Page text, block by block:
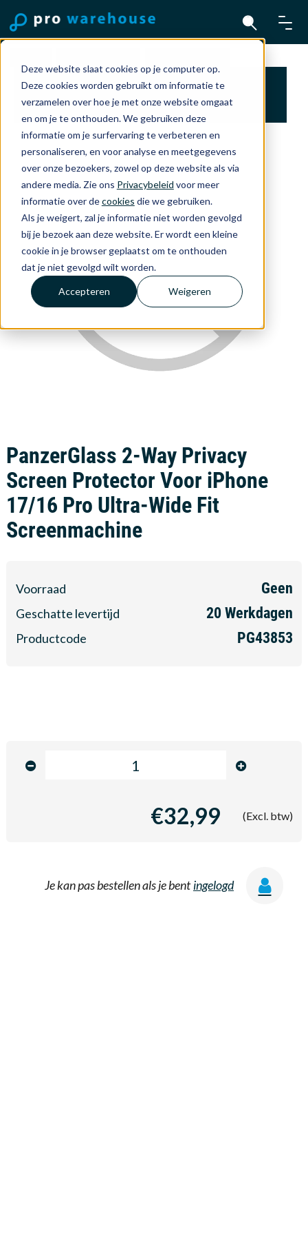
Deze website slaat cookies op je computer op.
Deze cookies worden gebruikt om informatie te
verzamelen over hoe je met onze website omgaat
en om je te onthouden. We gebruiken deze
informatie om je surfervaring te verbeteren en
personaliseren, en voor analyse en meetgegevens
over onze bezoekers, zowel op deze website als via
andere media. Zie ons Privacybeleid voor meer
informatie over decookies die we gebruiken.
Als je weigert, zal je informatie niet worden gevolgd
bij je bezoek aan deze website. Er wordt een kleine
cookie in je browser geplaatst om te onthouden
dat je niet gevolgd wilt worden.
Accepteren Weigeren
PanzerGlass 2-Way Privacy Screen Protector
Voor iPhone 17/16 Pro Ultra-Wide Fit
Screenmachine
PanzerGlass 2-Way Privacy
Screen Protector Voor iPhone
17/16 Pro Ultra-Wide Fit
Screenmachine
Voorraad Geen
Geschatte levertijd 20 Werkdagen
Productcode PG43853
€32,99 (Excl. btw)
Je kan pas bestellen als je bent ingelogd